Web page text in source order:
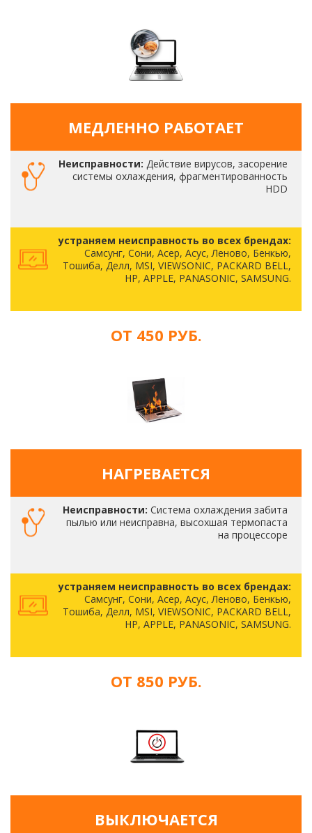
МЕДЛЕННО РАБОТАЕТ
Неисправности: Действие вирусов, засорение
системы охлаждения, фрагментированность
HDD
устраняем неисправность во всех брендах:
Самсунг, Сони, Асер, Асус, Леново, Бенкью,
Тошиба, Делл, MSI, VIEWSONIC, PACKARD BELL,
HP, APPLE, PANASONIC, SAMSUNG.
ОТ 450 РУБ.
НАГРЕВАЕТСЯ
Неисправности: Система охлаждения забита
пылью или неисправна, высохшая термопаста
на процессоре
устраняем неисправность во всех брендах:
Самсунг, Сони, Асер, Асус, Леново, Бенкью,
Тошиба, Делл, MSI, VIEWSONIC, PACKARD BELL,
HP, APPLE, PANASONIC, SAMSUNG.
ОТ 850 РУБ.
ВЫКЛЮЧАЕТСЯ